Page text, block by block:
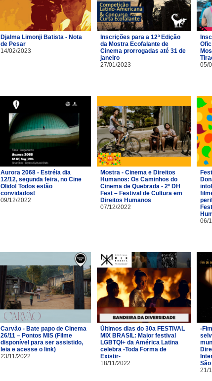
Djalma Limonji Batista - Nota
de Pesar
14/02/2023
Inscrições para a 12ª Edição
da Mostra Ecofalante de
Cinema prorrogadas até 31 de
janeiro
27/01/2023
05/
Aurora 2068 - Estréia dia
12/12, segunda feira, no Cine
Olido! Todos estão
convidados!
09/12/2022
Mostra - Cinema e Direitos
Humanos: Os Caminhos do
Cinema de Quebrada - 2º DH
Fest – Festival de Cultura em
Direitos Humanos
07/12/2022
06/
Carvão - Bate papo de Cinema
26/11 – Pontos MIS (Filme
disponível para ser assistido,
leia e acesse o link)
23/11/2022
Últimos dias do 30a FESTIVAL
MIX BRASIL: Maior festival
LGBTQI+ da América Latina
celebra -Toda Forma de
Existir-
18/11/2022
-
21/